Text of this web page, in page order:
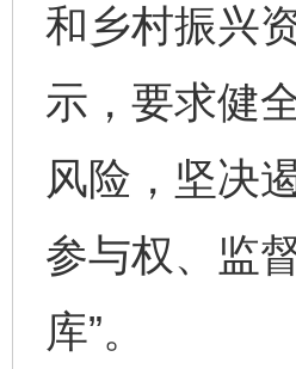
和乡村振兴
示，要求健
风险，坚决
参与权、监
库”。
完善运行机制助力责任有